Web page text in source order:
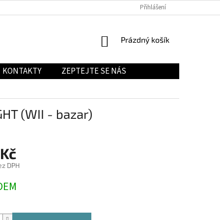
Přihlášení
NÁKUPNÍ
Prázdný košík
KONTAKTY ZEPTEJTE SE NÁS
(WII - bazar)
DPH